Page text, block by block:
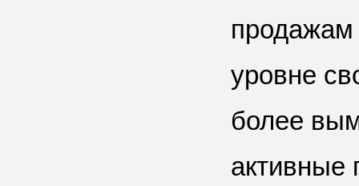
продажам
уровне
более
активные